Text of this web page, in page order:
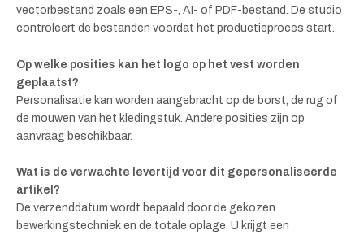
vectorbestand zoals een EPS-, AI- of PDF-bestand. De studio
controleert de bestanden voordat het productieproces start.
Op welke posities kan het logo op het vest worden
geplaatst?
Personalisatie kan worden aangebracht op de borst, de rug of
de mouwen van het kledingstuk. Andere posities zijn op
aanvraag beschikbaar.
Wat is de verwachte levertijd voor dit gepersonaliseerde
artikel?
De verzenddatum wordt bepaald door de gekozen
bewerkingstechniek en de totale oplage. U krijgt een